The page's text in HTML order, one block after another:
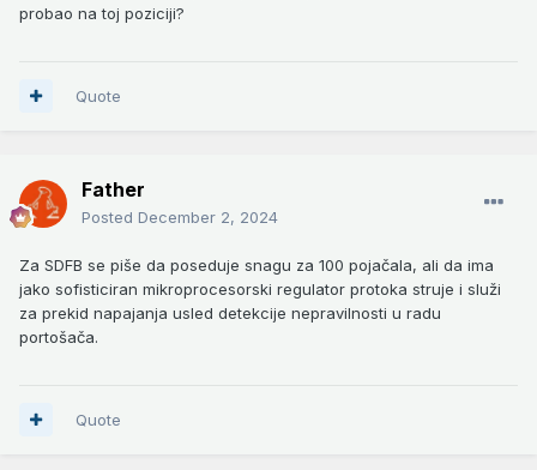
probao na toj poziciji?
Quote
Father
Posted December 2, 2024
Za SDFB se piše da poseduje snagu za 100 pojačala, ali da ima
jako sofisticiran mikroprocesorski regulator protoka struje i služi
za prekid napajanja usled detekcije nepravilnosti u radu
portošača.
Quote